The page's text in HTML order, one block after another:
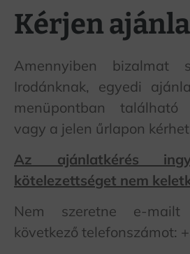
Kérjen
Amennyiben bizalmat
Irodánknak, egyedi
menüpontban található
vagy a jelen űrlapon
Az ajánlatkérés
kötelezettséget nem
Nem szeretne e-
következő telefonszámot: